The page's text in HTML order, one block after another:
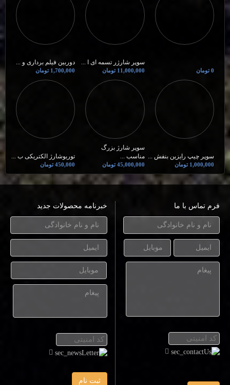
0 تومان
سوپر شارژر تسمه ای ا ...
11,000,000 تومان
دوربین فیلم برداری و ...
1,700,000 تومان
سوپر چیپ رایزین بنفش ...
1,000,000 تومان
سوپر شارژ بزرگ
مناسب ...
45,000,000 تومان
توربوشارژ الکتریکی ب ...
450,000 تومان
فرم تماس با ما خبرنامه محصولات جدید
ثبت نام